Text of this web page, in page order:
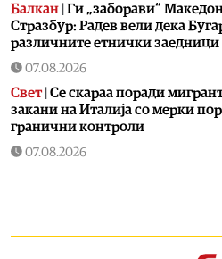
Балкан | Ги „заборави“
Стразбур: Радев вели дека
различните етнички заедници
07.08.2026
Свет| Се скараа поради
закани на Италија со мерки
гранични контроли
07.08.2026
Балкан|Превозниците од